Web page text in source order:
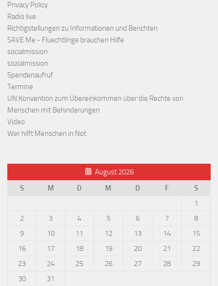
Privacy Policy
Radio live
Richtigstellungen zu Informationen und Berichten
SAVE Me - Fluechtlinge brauchen Hilfe
socialmission
sozialmission
Spendenaufruf
Termine
UN Konvention zum Übereinkommen über die Rechte von
Menschen mit Behinderungen
Video
Wer hilft Menschen in Not
August 2026
S
M D M D F
S
1
2
3 4 5 6 7
8
9
10 11 12 13 14
15
16
17 18 19 20 21
22
23
24 25 26 27 28
29
30
31